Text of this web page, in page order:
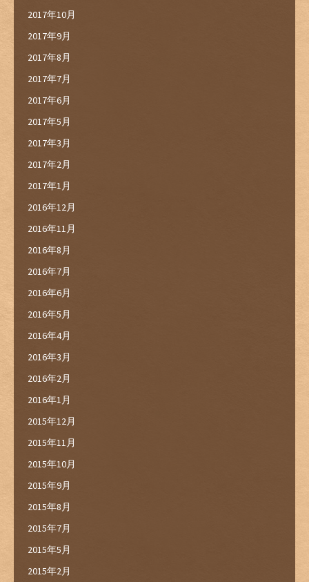
2017年10月
2017年9月
2017年8月
2017年7月
2017年6月
2017年5月
2017年3月
2017年2月
2017年1月
2016年12月
2016年11月
2016年8月
2016年7月
2016年6月
2016年5月
2016年4月
2016年3月
2016年2月
2016年1月
2015年12月
2015年11月
2015年10月
2015年9月
2015年8月
2015年7月
2015年5月
2015年2月